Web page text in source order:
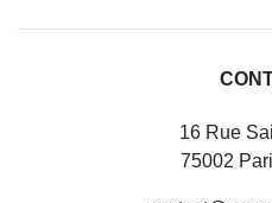
16 Rue
75002